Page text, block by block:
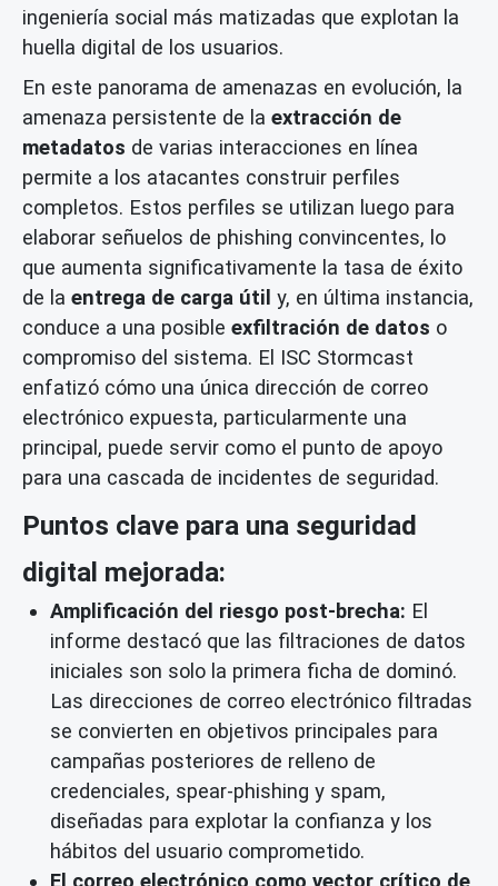
ingeniería social más matizadas que explotan la
huella digital de los usuarios.
En este panorama de amenazas en evolución, la
amenaza persistente de la extracción de
metadatos de varias interacciones en línea
permite a los atacantes construir perfiles
completos. Estos perfiles se utilizan luego para
elaborar señuelos de phishing convincentes, lo
que aumenta significativamente la tasa de éxito
de la entrega de carga útil y, en última instancia,
conduce a una posible exfiltración de datos o
compromiso del sistema. El ISC Stormcast
enfatizó cómo una única dirección de correo
electrónico expuesta, particularmente una
principal, puede servir como el punto de apoyo
para una cascada de incidentes de seguridad.
Puntos clave para una seguridad
digital mejorada:
Amplificación del riesgo post-brecha: El
informe destacó que las filtraciones de datos
iniciales son solo la primera ficha de dominó.
Las direcciones de correo electrónico filtradas
se convierten en objetivos principales para
campañas posteriores de relleno de
credenciales, spear-phishing y spam,
diseñadas para explotar la confianza y los
hábitos del usuario comprometido.
El correo electrónico como vector crítico de